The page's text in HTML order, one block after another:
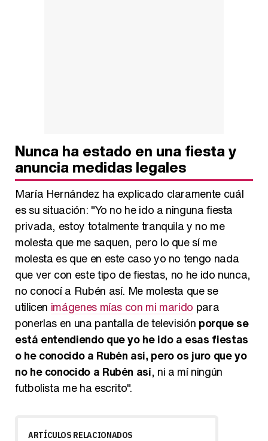
Nunca ha estado en una fiesta y
anuncia medidas legales
María Hernández ha explicado claramente cuál
es su situación: "Yo no he ido a ninguna fiesta
privada, estoy totalmente tranquila y no me
molesta que me saquen, pero lo que sí me
molesta es que en este caso yo no tengo nada
que ver con este tipo de fiestas, no he ido nunca,
no conocí a Rubén así. Me molesta que se
utilicen imágenes mías con mi marido para
ponerlas en una pantalla de televisión porque se
está entendiendo que yo he ido a esas fiestas
o he conocido a Rubén así, pero os juro que yo
no he conocido a Rubén así, ni a mí ningún
futbolista me ha escrito".
ARTÍCULOS RELACIONADOS